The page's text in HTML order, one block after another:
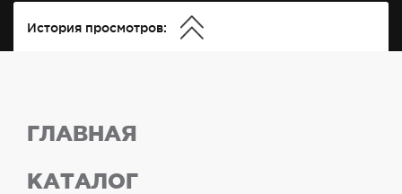
История просмотров:
ГЛАВНАЯ
КАТАЛОГ